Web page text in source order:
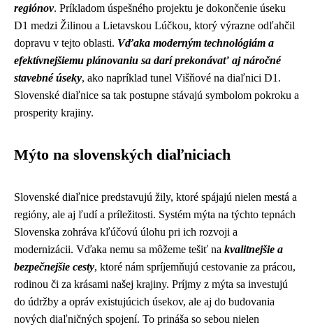
regiónov. Príkladom úspešného projektu je dokončenie úseku
D1 medzi Žilinou a Lietavskou Lúčkou, ktorý výrazne odľahčil
dopravu v tejto oblasti. Vďaka moderným technológiám a
efektívnejšiemu plánovaniu sa darí prekonávať aj náročné
stavebné úseky, ako napríklad tunel Višňové na diaľnici D1.
Slovenské diaľnice sa tak postupne stávajú symbolom pokroku a
prosperity krajiny.
Mýto na slovenských diaľniciach
Slovenské diaľnice predstavujú žily, ktoré spájajú nielen mestá a
regióny, ale aj ľudí a príležitosti. Systém mýta na týchto tepnách
Slovenska zohráva kľúčovú úlohu pri ich rozvoji a
modernizácii. Vďaka nemu sa môžeme tešiť na kvalitnejšie a
bezpečnejšie cesty, ktoré nám spríjemňujú cestovanie za prácou,
rodinou či za krásami našej krajiny. Príjmy z mýta sa investujú
do údržby a opráv existujúcich úsekov, ale aj do budovania
nových diaľničných spojení. To prináša so sebou nielen